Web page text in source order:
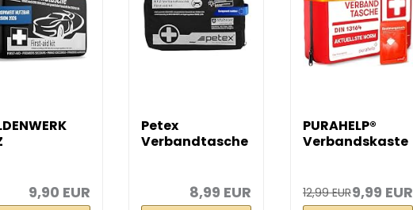
9,90 EUR
Petex
Verbandtasche
, schwarz...8,99 EUR
PURAHELP®
Verbandskaste
h...
12,99 EUR9,99 EUR